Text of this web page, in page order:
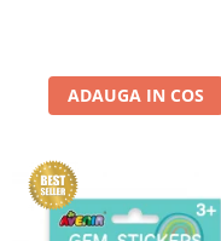
ADAUGA IN COS